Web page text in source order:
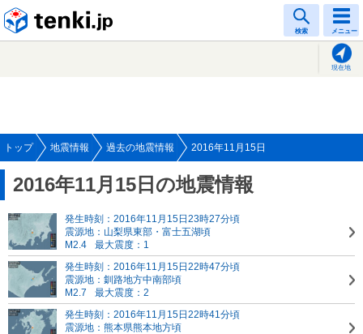
検索 メニュー
現在地
トップ 地震情報 過去の地震情報 2016年11月15日
2016年11月15日の地震情報
発生時刻：2016年11月15日23時27分頃
震源地：山梨県東部・富士五湖頃
M2.4
最大震度：1
発生時刻：2016年11月15日22時47分頃
震源地：釧路地方中南部頃
M2.7
最大震度：2
発生時刻：2016年11月15日22時41分頃
震源地：熊本県熊本地方頃